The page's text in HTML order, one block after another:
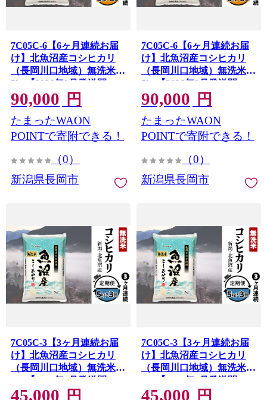
7C05C-6【6ヶ月連続お届
け】北魚沼産コシヒカリ
（長岡川口地域）無洗米
5kg【2026年9月発送開
始】
90,000 円
たまったWAON
POINTで寄附できる！
（0）
新潟県長岡市
7C05C-6【6ヶ月連続お届
け】北魚沼産コシヒカリ
（長岡川口地域）無洗米
5kg【2026年8月発送開
始】
90,000 円
たまったWAON
POINTで寄附できる！
（0）
新潟県長岡市
7C05C-3【3ヶ月連続お届
け】北魚沼産コシヒカリ
（長岡川口地域）無洗米
5kg【2026年9月発送開
始】
45,000 円
7C05C-3【3ヶ月連続お届
け】北魚沼産コシヒカリ
（長岡川口地域）無洗米
5kg【2026年8月発送開
始】
45,000 円